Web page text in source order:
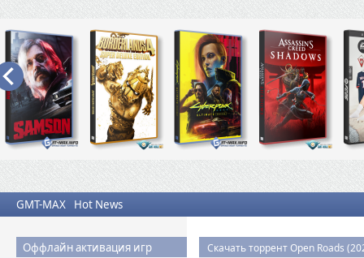
GMT-MAX Hot News
Оффлайн активация игр Скачать торрент Open Roads